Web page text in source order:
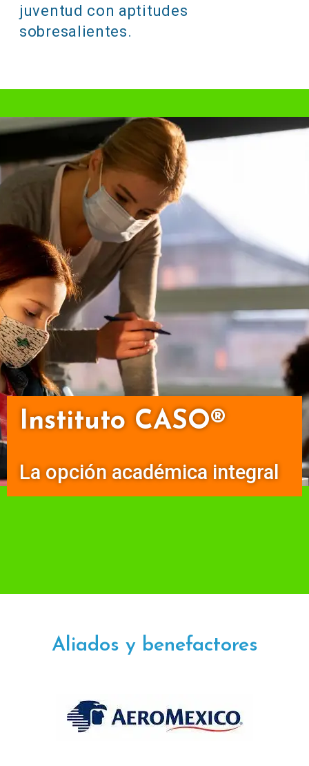
juventud con aptitudes
sobresalientes.
Instituto CASO®
La opción académica integral
Aliados y benefactores